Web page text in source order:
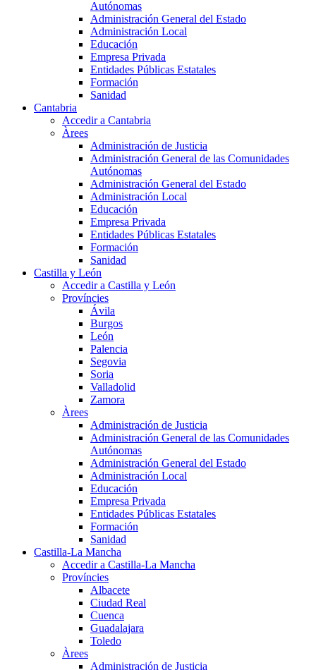
Autónomas
Administración General del Estado
Administración Local
Educación
Empresa Privada
Entidades Públicas Estatales
Formación
Sanidad
Cantabria
Accedir a Cantabria
Àrees
Administración de Justicia
Administración General de las Comunidades
Autónomas
Administración General del Estado
Administración Local
Educación
Empresa Privada
Entidades Públicas Estatales
Formación
Sanidad
Castilla y León
Accedir a Castilla y León
Províncies
Ávila
Burgos
León
Palencia
Segovia
Soria
Valladolid
Zamora
Àrees
Administración de Justicia
Administración General de las Comunidades
Autónomas
Administración General del Estado
Administración Local
Educación
Empresa Privada
Entidades Públicas Estatales
Formación
Sanidad
Castilla-La Mancha
Accedir a Castilla-La Mancha
Províncies
Albacete
Ciudad Real
Cuenca
Guadalajara
Toledo
Àrees
Administración de Justicia